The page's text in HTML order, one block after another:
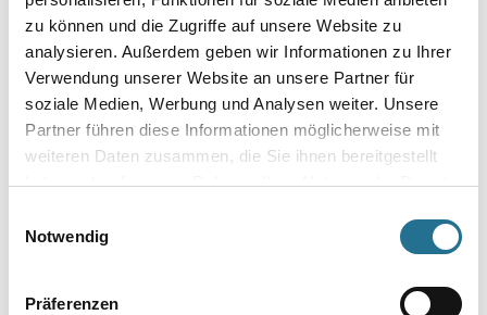
zu können und die Zugriffe auf unsere Website zu
analysieren. Außerdem geben wir Informationen zu Ihrer
Verwendung unserer Website an unsere Partner für
soziale Medien, Werbung und Analysen weiter. Unsere
Partner führen diese Informationen möglicherweise mit
weiteren Daten zusammen, die Sie ihnen bereitgestellt
haben oder die sie im Rahmen Ihrer Nutzung der Dienste
Notwendig
Präferenzen
Gebinde
Umrechnungsfaktoren